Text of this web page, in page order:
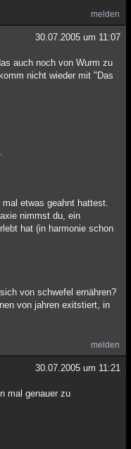
melden
30.07.2005 um 11:07
auch noch von Wurm zu
nicht wieder mit "Das
etwas geahnt hattest.
nimmst du, ein
hat (in harmonie schon
von schwefel ernähren?
von jahren exitstiert, in
melden
30.07.2005 um 11:21
mal genauer zu